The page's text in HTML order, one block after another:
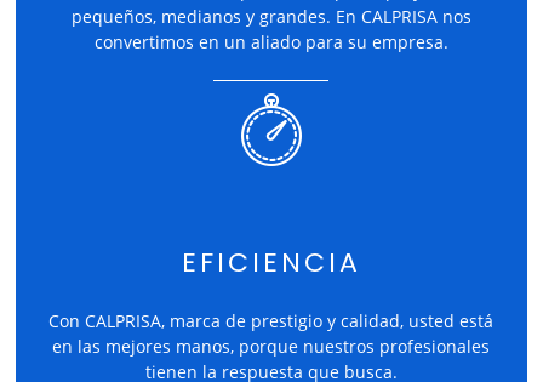
pequeños, medianos y grandes. En CALPRISA nos
convertimos en un aliado para su empresa.
EFICIENCIA
Con CALPRISA, marca de prestigio y calidad, usted está
en las mejores manos, porque nuestros profesionales
tienen la respuesta que busca.